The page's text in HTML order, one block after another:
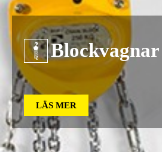
Blockvagnar
LÄS MER